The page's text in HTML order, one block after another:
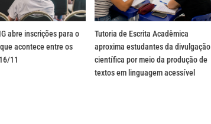
abre inscrições para o
acontece entre os
11
Tutoria de Escrita Acadêmica
aproxima estudantes da divulgação
científica por meio da produção de
textos em linguagem acessível